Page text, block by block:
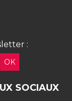
:
OK
SOCIAUX